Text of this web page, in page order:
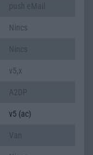
Nincs
v5,x
v5 (ac)
Van